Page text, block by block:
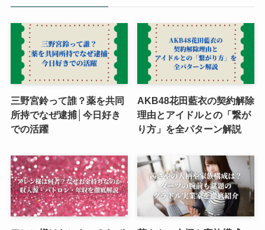
三野宮鈴って誰？薬を共同
所持でなぜ逮捕│今日好き
での活躍
AKB48花田藍衣の契約解除
理由とアイドルとの「繋が
り方」を全パターン解説